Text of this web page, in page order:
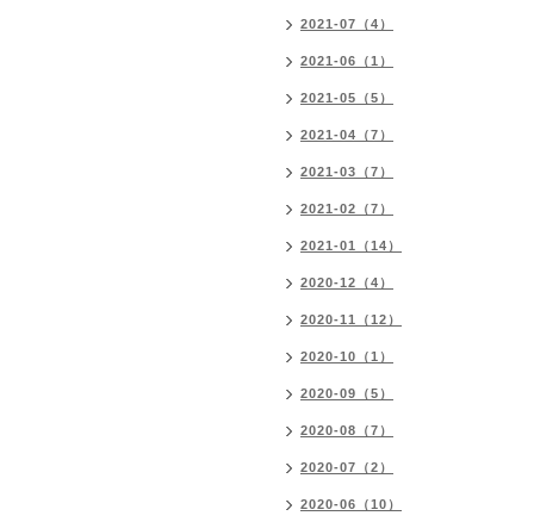
2021-07（4）
2021-06（1）
2021-05（5）
2021-04（7）
2021-03（7）
2021-02（7）
2021-01（14）
2020-12（4）
2020-11（12）
2020-10（1）
2020-09（5）
2020-08（7）
2020-07（2）
2020-06（10）